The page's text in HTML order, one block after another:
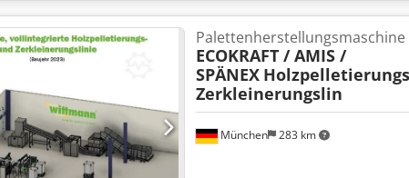
München 283 km
Palettenherstellungsmaschine
ECOKRAFT / AMIS /
SPÄNEX
Zerkleinerungslin